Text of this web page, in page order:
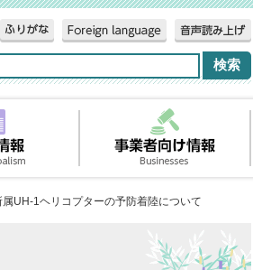
UH-1ヘリコプターの予防着陸について